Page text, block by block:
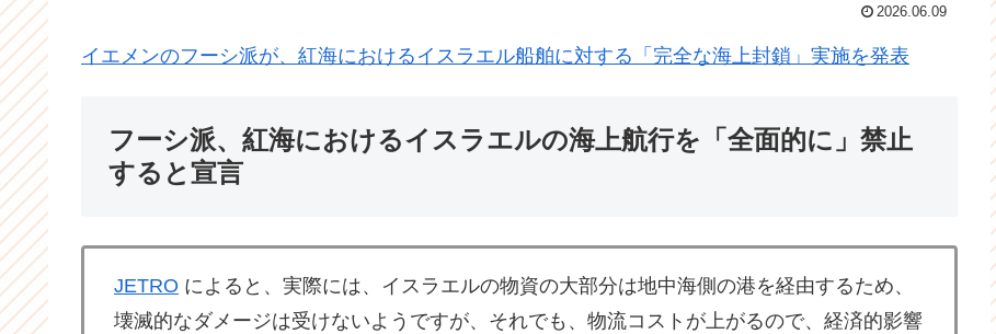
2026.06.09
イエメンのフーシ派が、紅海におけるイスラエル船舶に対する「完全な海上封鎖」実施を発表
フーシ派、紅海におけるイスラエルの海上航行を「全面的に」禁止
すると宣言
JETRO によると、実際には、イスラエルの物資の大部分は地中海側の港を経由するため、
壊滅的なダメージは受けないようですが、それでも、物流コストが上がるので、経済的影響